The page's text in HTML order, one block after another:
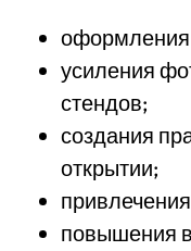
оформления
усиления
стендов;
создания
открытии;
повышения